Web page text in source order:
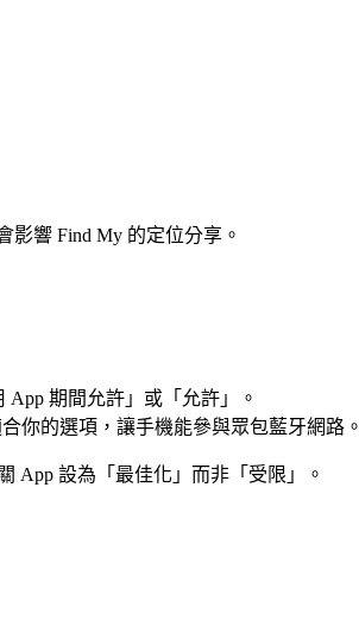
影響 Find My 的定位分享。
期間允許」或「允許」。
你的選項，讓手機能參與眾包藍牙網路。
App 設為「最佳化」而非「受限」。